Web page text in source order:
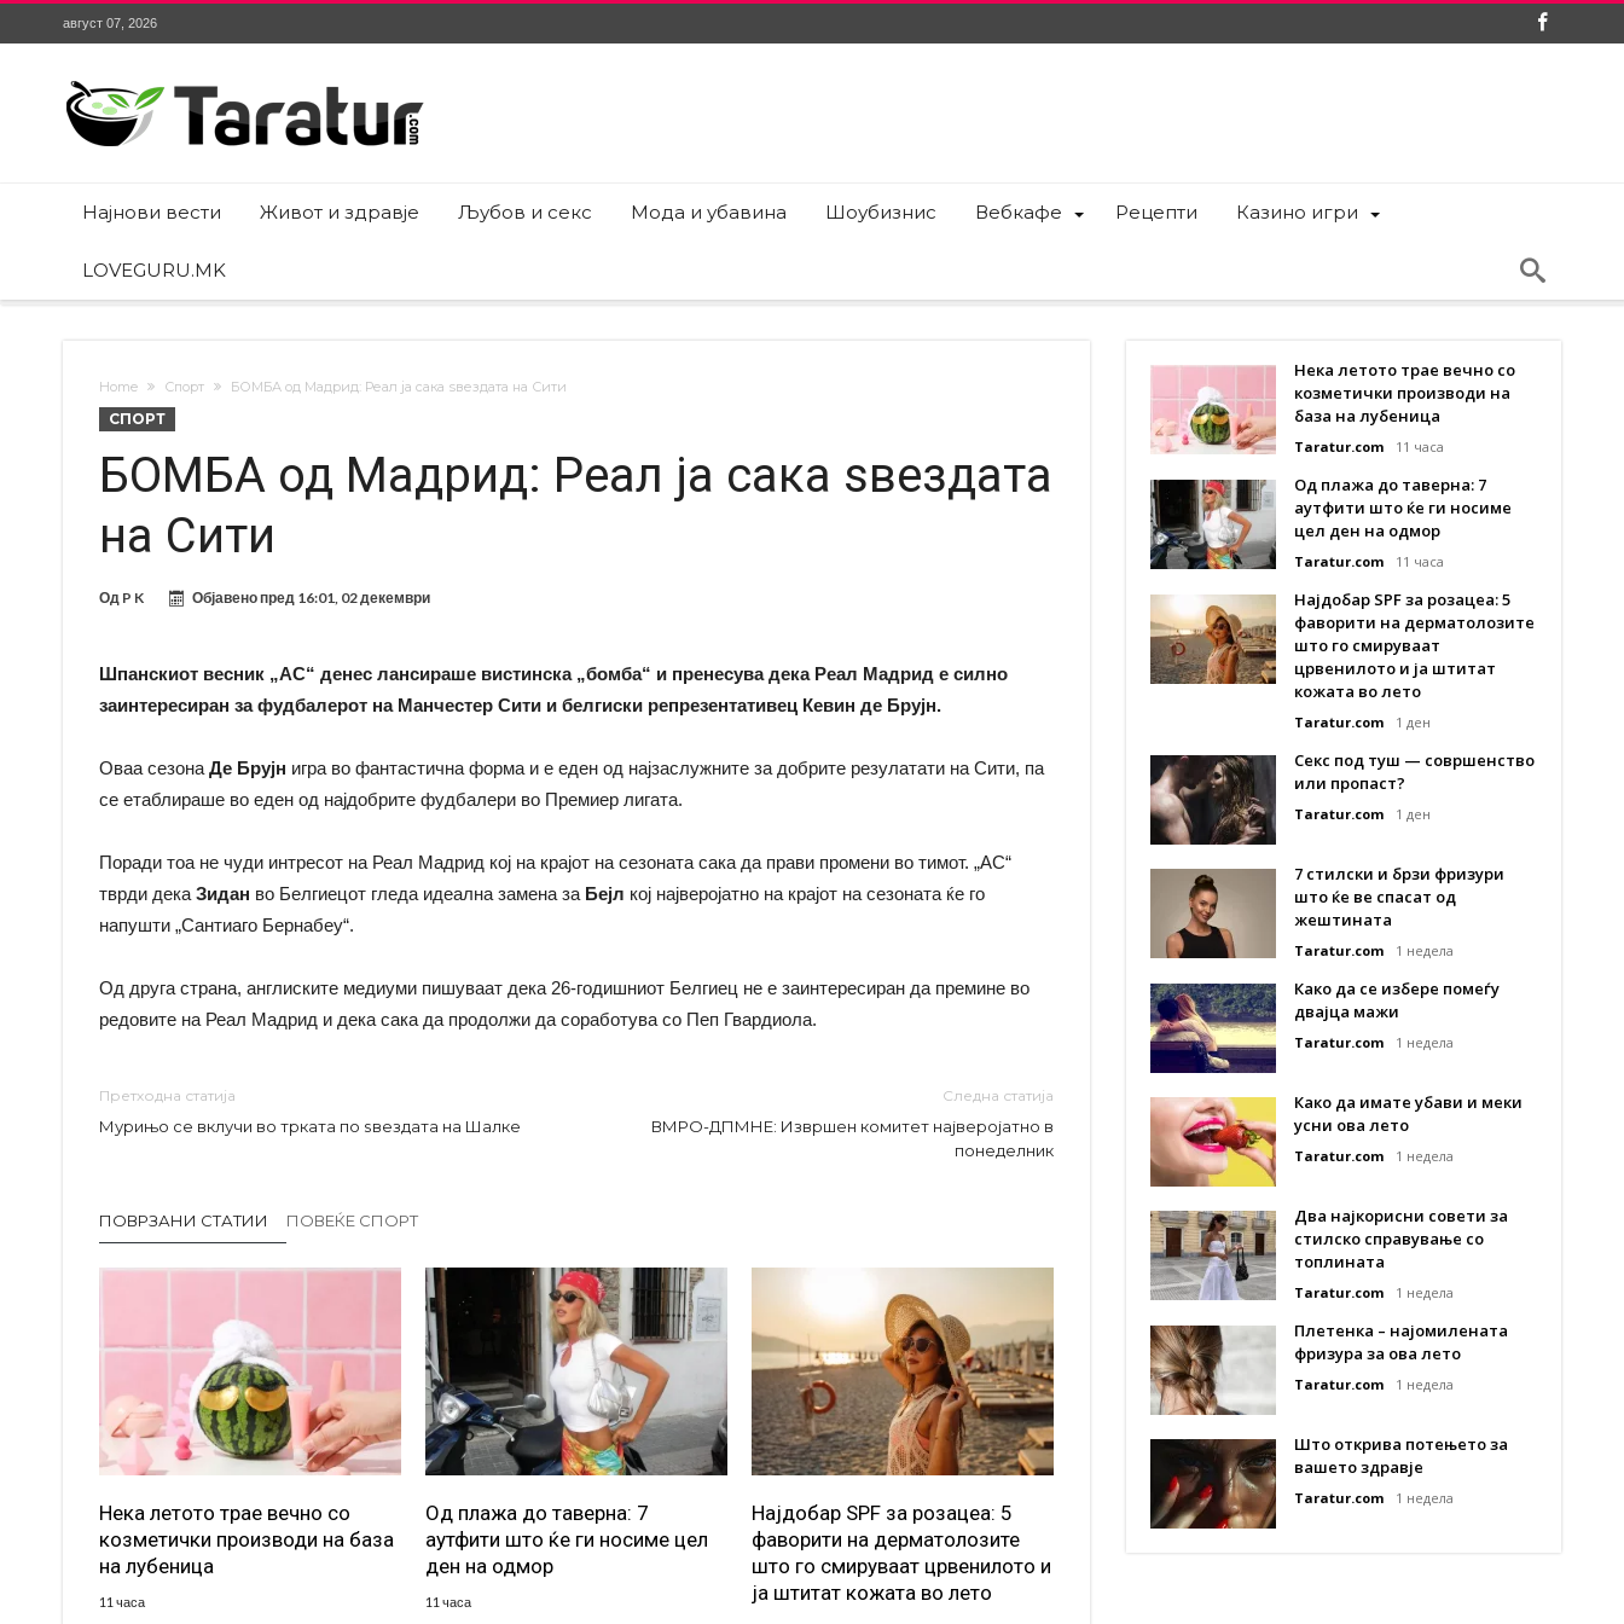
август 07, 2026
Најнови вести Живот и здравје Љубов и секс Мода и убавина Шоубизнис Вебкафе Рецепти Казино игри
LOVEGURU.MK
Home Спорт БОМБА од Мадрид: Реал ја сака ѕвездата на Сити
СПОРТ
БОМБА од Мадрид: Реал ја сака ѕвездата
на Сити
Од P K Објавено пред 16:01, 02 декември
Шпанскиот весник „АС“ денес лансираше вистинска „бомба“ и пренесува дека Реал Мадрид е силно
заинтересиран за фудбалерот на Манчестер Сити и белгиски репрезентативец Кевин де Брујн.
Оваа сезона Де Брујн игра во фантастична форма и е еден од најзаслужните за добрите резулатати на Сити, па
се етаблираше во еден од најдобрите фудбалери во Премиер лигата.
Поради тоа не чуди интресот на Реал Мадрид кој на крајот на сезоната сака да прави промени во тимот. „АС“
тврди дека Зидан во Белгиецот гледа идеална замена за Бејл кој најверојатно на крајот на сезоната ќе го
напушти „Сантиаго Бернабеу“.
Од друга страна, англиските медиуми пишуваат дека 26-годишниот Белгиец не е заинтересиран да премине во
редовите на Реал Мадрид и дека сака да продолжи да соработува со Пеп Гвардиола.
Претходна статија
Мурињо се вклучи во трката по ѕвездата на Шалке
Следна статија
ВМРО-ДПМНЕ: Извршен комитет најверојатно в
понеделник
ПОВРЗАНИ СТАТИИ ПОВЕЌЕ СПОРТ
Нека летото трае вечно со
козметички производи на база
на лубеница
11 часа
Од плажа до таверна: 7
аутфити што ќе ги носиме цел
ден на одмор
11 часа
Најдобар SPF за розацеа: 5
фаворити на дерматолозите
што го смируваат црвенилото и
ја штитат кожата во лето
Нека летото трае вечно со
козметички производи на
база на лубеница
Taratur.com 11 часа
Од плажа до таверна: 7
аутфити што ќе ги носиме
цел ден на одмор
Taratur.com 11 часа
Најдобар SPF за розацеа: 5
фаворити на дерматолозите
што го смируваат
црвенилото и ја штитат
кожата во лето
Taratur.com 1 ден
Секс под туш — совршенство
или пропаст?
Taratur.com 1 ден
7 стилски и брзи фризури
што ќе ве спасат од
жештината
Taratur.com 1 недела
Како да се избере помеѓу
двајца мажи
Taratur.com 1 недела
Како да имате убави и меки
усни ова лето
Taratur.com 1 недела
Два најкорисни совети за
стилско справување со
топлината
Taratur.com 1 недела
Плетенка – најомилената
фризура за ова лето
Taratur.com 1 недела
Што открива потењето за
вашето здравје
Taratur.com 1 недела